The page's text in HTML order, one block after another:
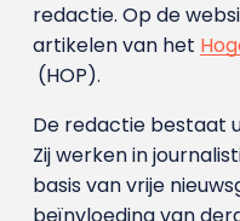
redactie. Op de
artikelen van het
(HOP).
De redactie bestaat
Zij werken in
basis van vrije